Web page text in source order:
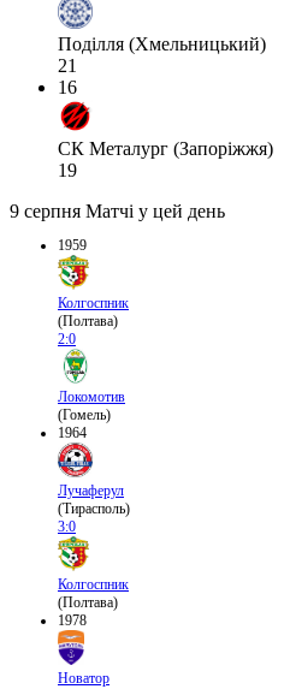
Поділля (Хмельницький)
21
16
СК Металург (Запоріжжя)
19
9 серпня Матчі у цей день
1959
Колгоспник
(Полтава)
2:0
Локомотив
(Гомель)
1964
Лучаферул
(Тирасполь)
3:0
Колгоспник
(Полтава)
1978
Новатор